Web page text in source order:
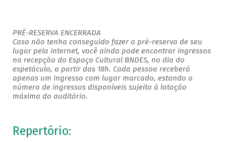
PRÉ-RESERVA ENCERRADA
Caso não tenha conseguido fazer a pré-reserva de seu
lugar pela internet, você ainda pode encontrar ingressos
na recepção do Espaço Cultural BNDES, no dia do
espetáculo, a partir das 18h. Cada pessoa receberá
apenas um ingresso com lugar marcado, estando o
número de ingressos disponíveis sujeito à lotação
máxima do auditório.
Repertório: